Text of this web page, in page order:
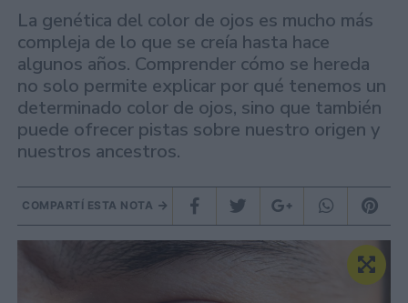
La genética del color de ojos es mucho más
compleja de lo que se creía hasta hace
algunos años. Comprender cómo se hereda
no solo permite explicar por qué tenemos un
determinado color de ojos, sino que también
puede ofrecer pistas sobre nuestro origen y
nuestros ancestros.
COMPARTÍ ESTA NOTA